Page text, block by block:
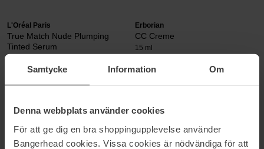
Samtycke Information Om
Denna webbplats använder cookies
För att ge dig en bra shoppingupplevelse använder
Bangerhead cookies. Vissa cookies är nödvändiga för att
L'Oréal Paris
True Match Nude Plumping
Tinted Serum
235 kr
Ordinær pris 261 kr
Ikke på lager
Erborian
CC Creme
15 ml
288 kr
Ordinær pris 319 kr
Erborian
10 ml
L'Oréal Paris
Foundation in a Powder
9 g